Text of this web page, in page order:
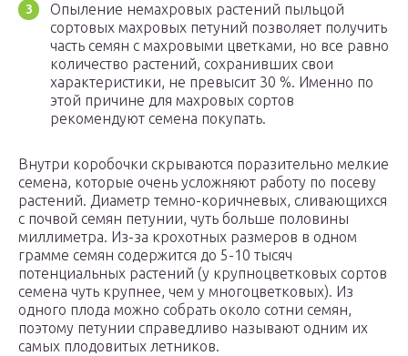
Опыление немахровых растений пыльцой
сортовых махровых петуний позволяет получить
часть семян с махровыми цветками, но все равно
количество растений, сохранивших свои
характеристики, не превысит 30 %. Именно по
этой причине для махровых сортов
рекомендуют семена покупать.
Внутри коробочки скрываются поразительно мелкие
семена, которые очень усложняют работу по посеву
растений. Диаметр темно-коричневых, сливающихся
с почвой семян петунии, чуть больше половины
миллиметра. Из-за крохотных размеров в одном
грамме семян содержится до 5-10 тысяч
потенциальных растений (у крупноцветковых сортов
семена чуть крупнее, чем у многоцветковых). Из
одного плода можно собрать около сотни семян,
поэтому петунии справедливо называют одним их
самых плодовитых летников.